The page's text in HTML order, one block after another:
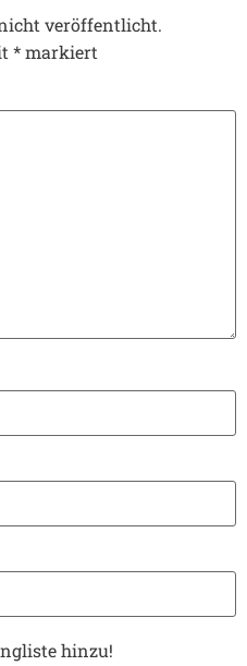
veröffentlicht.
*markiert
hinzu!